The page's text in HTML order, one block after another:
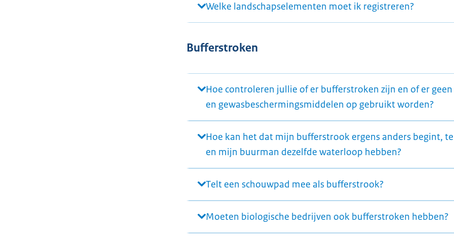
Welke landschapselementen moet ik registreren?
Bufferstroken
Hoe controleren jullie of er bufferstroken zijn en of er
en gewasbeschermingsmiddelen op gebruikt worden?
Hoe kan het dat mijn bufferstrook ergens anders begint,
en mijn buurman dezelfde waterloop hebben?
Telt een schouwpad mee als bufferstrook?
Moeten biologische bedrijven ook bufferstroken hebben?